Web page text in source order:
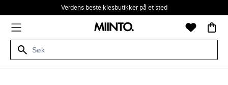
Verdens beste klesbutikker på et sted